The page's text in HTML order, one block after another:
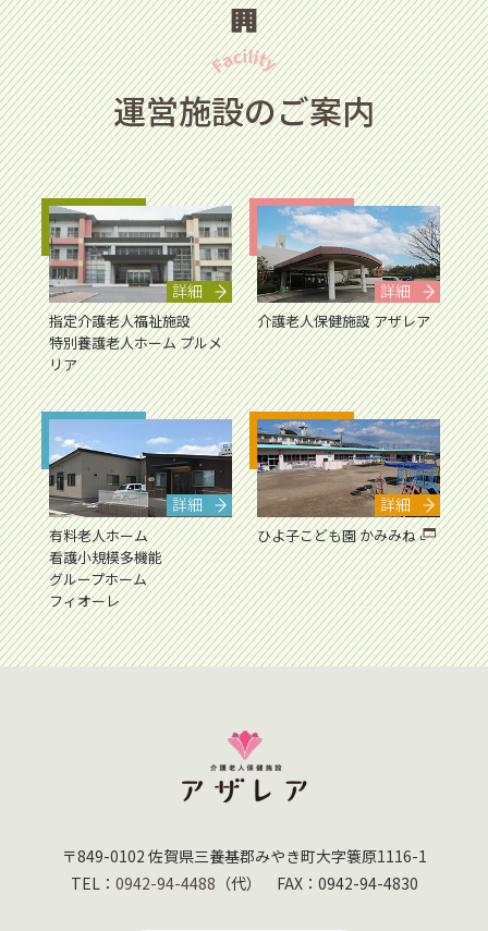
運営施設のご案内
詳細
指定介護老人福祉施設
特別養護老人ホーム プルメ
リア
詳細
介護老人保健施設 アザレア
詳細
有料老人ホーム
看護小規模多機能
グループホーム
フィオーレ
詳細
ひよ子こども園 かみみね
〒849-0102 佐賀県三養基郡みやき町大字簑原1116-1
TEL： 0942-94-4488 （代） FAX：0942-94-4830